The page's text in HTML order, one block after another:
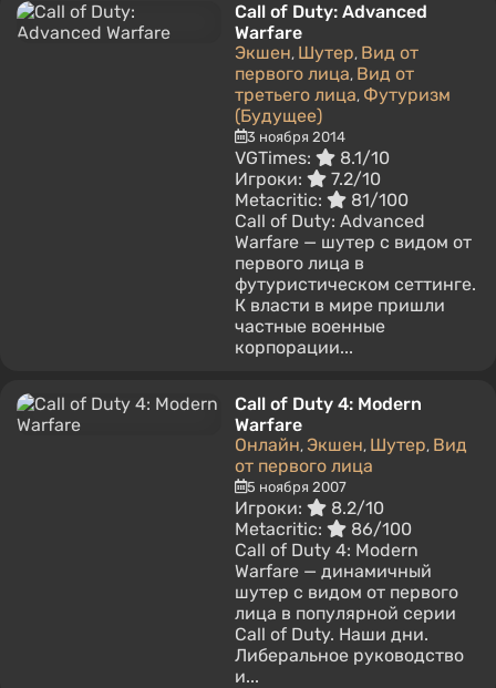
Call of Duty: Advanced
Warfare
Экшен, Шутер, Вид от
первого лица, Вид от
третьего лица, Футуризм
(Будущее)
3 ноября 2014
VGTimes:
8.1/10
Игроки:
7.2/10
Metacritic:
81/100
Call of Duty: Advanced
Warfare — шутер с видом от
первого лица в
футуристическом сеттинге.
К власти в мире пришли
частные военные
корпорации...
Call of Duty 4: Modern
Warfare
Онлайн, Экшен, Шутер, Вид
от первого лица
5 ноября 2007
Игроки:
8.2/10
Metacritic:
86/100
Call of Duty 4: Modern
Warfare — динамичный
шутер с видом от первого
лица в популярной серии
Call of Duty. Наши дни.
Либеральное руководство
и...